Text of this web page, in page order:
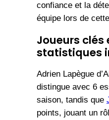
confiance et la
équipe lors de
Joueurs clés
statistiques
Adrien Lapègue
distingue avec 6
saison, tandis que
points, jouant un